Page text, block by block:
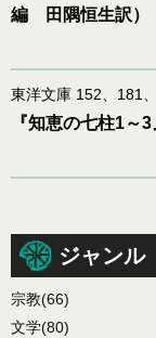
編 田隅恒生訳）
東洋文庫 152、181
『知恵の七柱1～
ジャンル
宗教(66)
文学(80)